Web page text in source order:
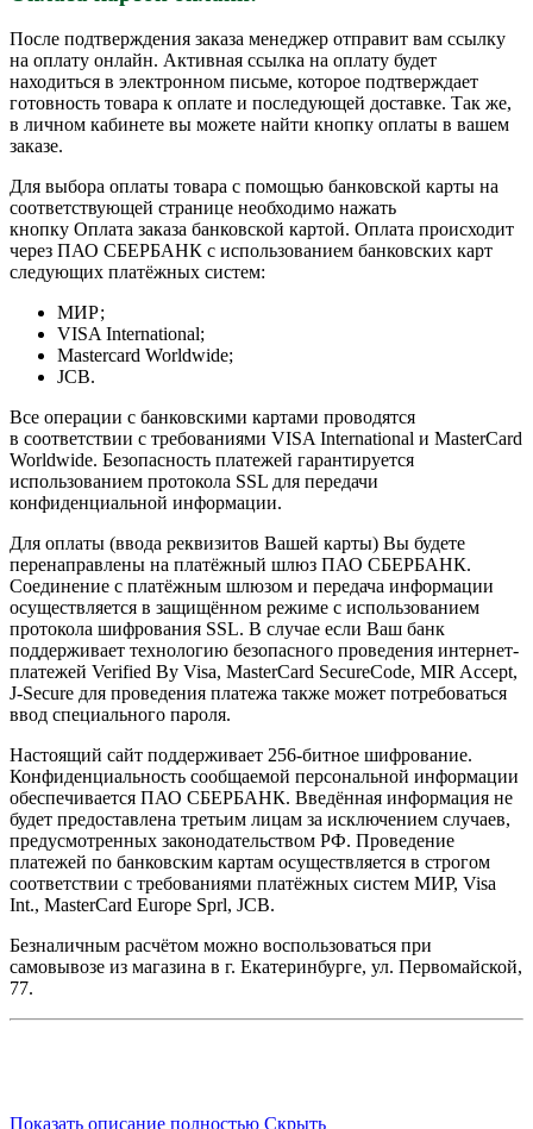
После подтверждения заказа менеджер отправит вам ссылку
на оплату онлайн. Активная ссылка на оплату будет
находиться в электронном письме, которое подтверждает
готовность товара к оплате и последующей доставке. Так же,
в личном кабинете вы можете найти кнопку оплаты в вашем
заказе.
Для выбора оплаты товара с помощью банковской карты на
соответствующей странице необходимо нажать
кнопку Оплата заказа банковской картой. Оплата происходит
через ПАО СБЕРБАНК с использованием банковских карт
следующих платёжных систем:
МИР;
VISA International;
Mastercard Worldwide;
JCB.
Все операции с банковскими картами проводятся
в соответствии с требованиями VISA International и MasterCard
Worldwide. Безопасность платежей гарантируется
использованием протокола SSL для передачи
конфиденциальной информации.
Для оплаты (ввода реквизитов Вашей карты) Вы будете
перенаправлены на платёжный шлюз ПАО СБЕРБАНК.
Соединение с платёжным шлюзом и передача информации
осуществляется в защищённом режиме с использованием
протокола шифрования SSL. В случае если Ваш банк
поддерживает технологию безопасного проведения интернет-
платежей Verified By Visa, MasterCard SecureCode, MIR Accept,
J-Secure для проведения платежа также может потребоваться
ввод специального пароля.
Настоящий сайт поддерживает 256-битное шифрование.
Конфиденциальность сообщаемой персональной информации
обеспечивается ПАО СБЕРБАНК. Введённая информация не
будет предоставлена третьим лицам за исключением случаев,
предусмотренных законодательством РФ. Проведение
платежей по банковским картам осуществляется в строгом
соответствии с требованиями платёжных систем МИР, Visa
Int., MasterCard Europe Sprl, JCB.
Безналичным расчётом можно воспользоваться при
самовывозе из магазина в г. Екатеринбурге, ул. Первомайской,
77.
Показать описание полностью Скрыть